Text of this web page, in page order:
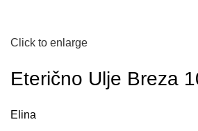
Click to enlarge
Eterično Ulje Breza
Elina